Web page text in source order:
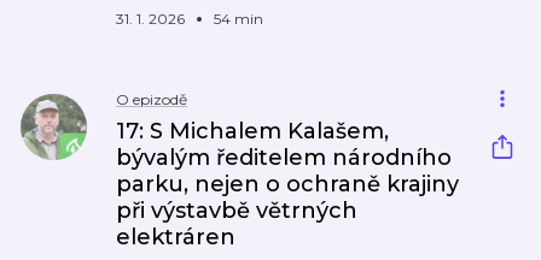
31. 1. 2026 54 min
O epizodě
17: S Michalem Kalašem,
bývalým ředitelem národního
parku, nejen o ochraně krajiny
při výstavbě větrných
elektráren